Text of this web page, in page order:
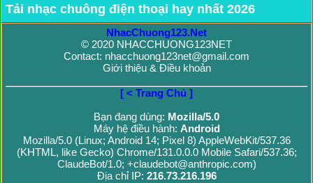
Tải nhạc chuông điện thoại hay nhất 2026
NhacChuong123.Net
© 2020 NHACCHUONG123NET
Contact: nhacchuong123net@gmail.com
Giới thiệu & Điều khoản
[ < Trang Chủ ]
Bạn đang dùng: Mozilla/5.0
Máy hệ điều hành: Android
Mozilla/5.0 (Linux; Android 14; Pixel 8) AppleWebKit/537.36
(KHTML, like Gecko) Chrome/131.0.0.0 Mobile Safari/537.36;
ClaudeBot/1.0; +claudebot@anthropic.com)
Địa chỉ IP: 216.73.216.196